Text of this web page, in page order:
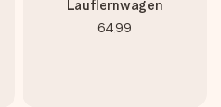
Lauflernwagen
64,99